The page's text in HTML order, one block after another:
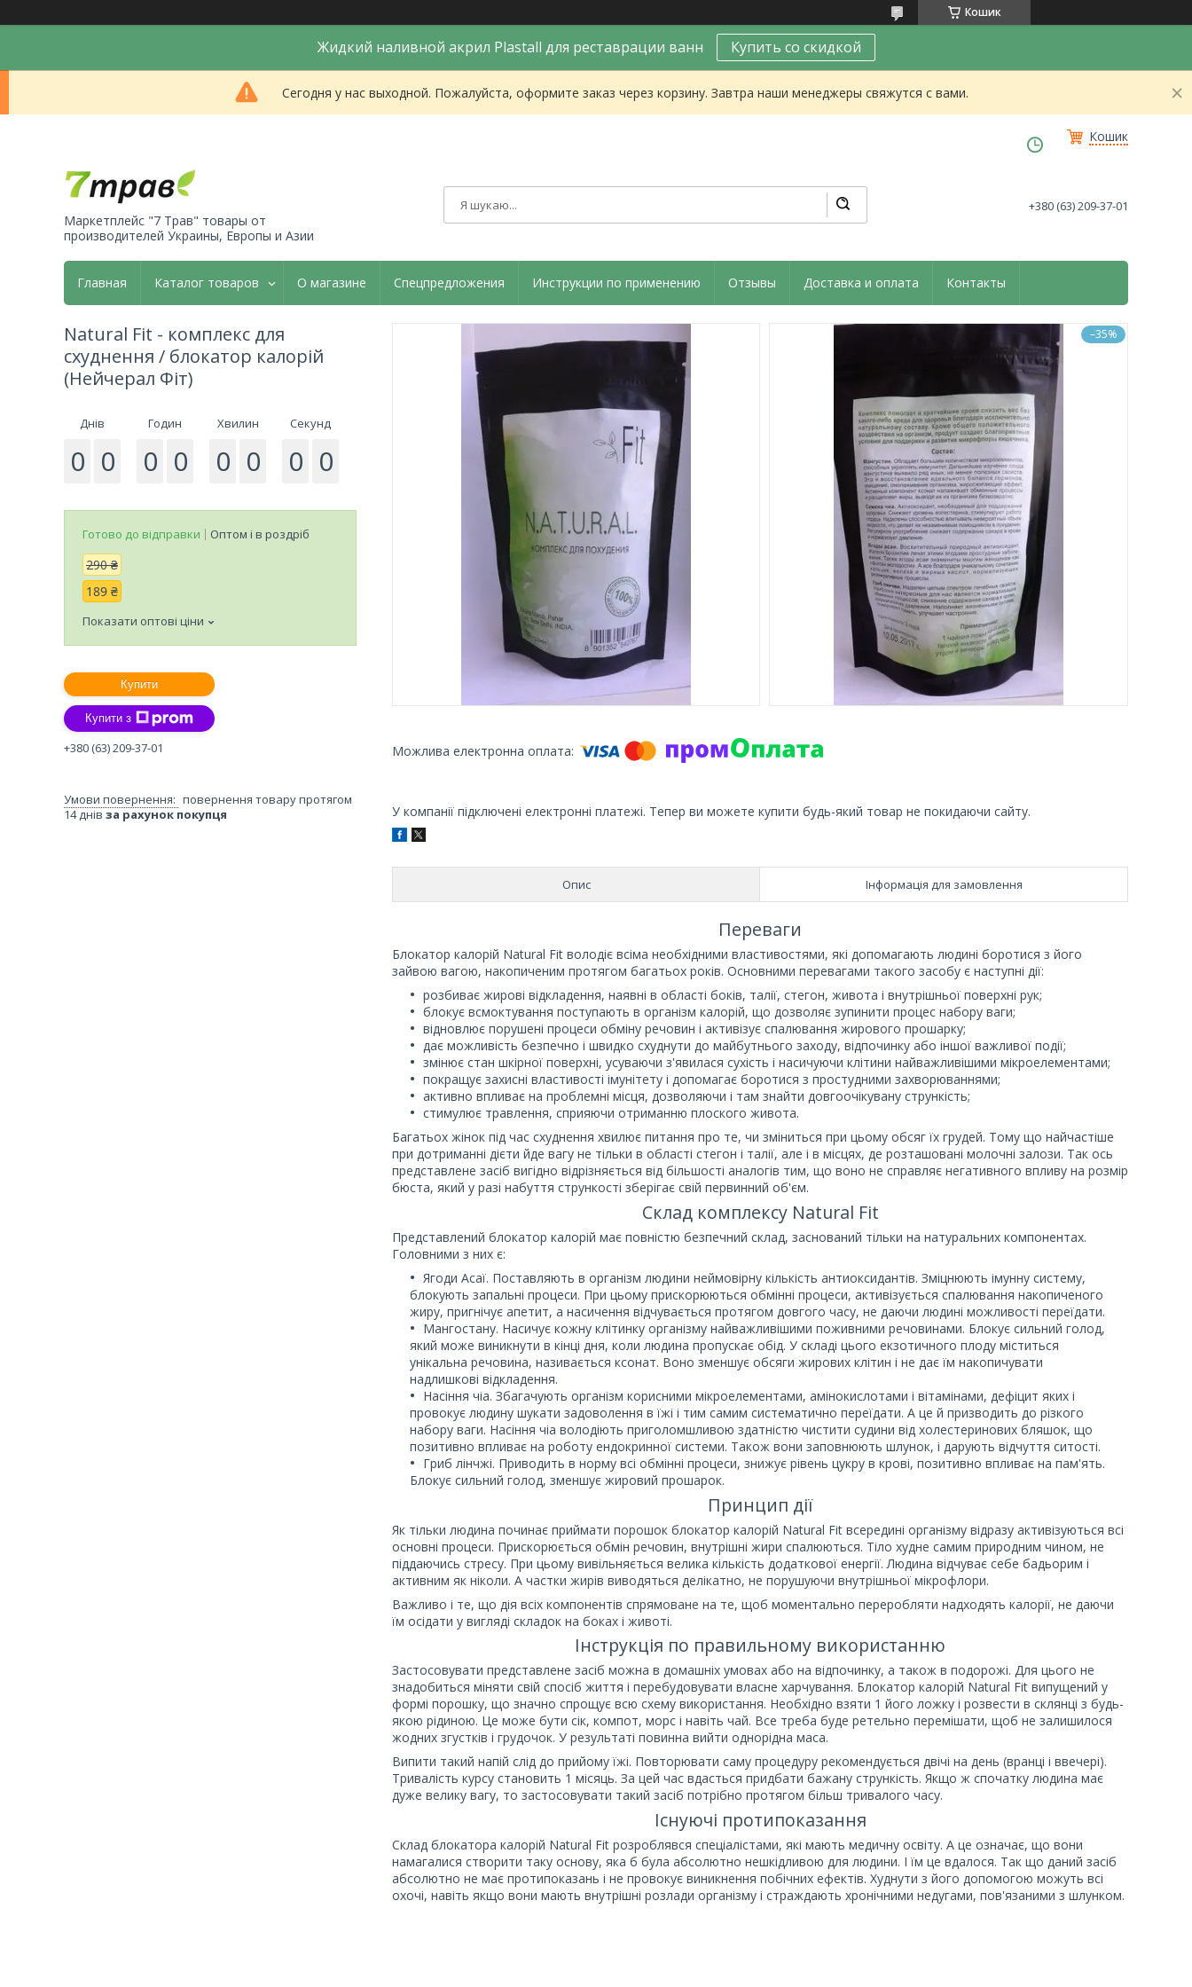
Кошик
Жидкий наливной акрил Plastall для реставрации ванн Купить со скидкой
Сегодня у нас выходной. Пожалуйста, оформите заказ через корзину. Завтра наши менеджеры свяжутся с вами.
Кошик
Маркетплейс "7 Трав" товары от
производителей Украины, Европы и Азии
+380 (63) 209-37-01
Главная Каталог товаров О магазине Спецпредложения Инструкции по применению Отзывы Доставка и оплата Контакты
–35%
У компанії підключені електронні платежі. Тепер ви можете купити будь-який товар не покидаючи сайту.
Опис Інформація для замовлення
Переваги
Блокатор калорій Natural Fit володіє всіма необхідними властивостями, які допомагають людині боротися з його
зайвою вагою, накопиченим протягом багатьох років. Основними перевагами такого засобу є наступні дії:
розбиває жирові відкладення, наявні в області боків, талії, стегон, живота і внутрішньої поверхні рук;
блокує всмоктування поступають в організм калорій, що дозволяє зупинити процес набору ваги;
відновлює порушені процеси обміну речовин і активізує спалювання жирового прошарку;
дає можливість безпечно і швидко схуднути до майбутнього заходу, відпочинку або іншої важливої події;
змінює стан шкірної поверхні, усуваючи з'явилася сухість і насичуючи клітини найважливішими мікроелементами;
покращує захисні властивості імунітету і допомагає боротися з простудними захворюваннями;
активно впливає на проблемні місця, дозволяючи і там знайти довгоочікувану стрункість;
стимулює травлення, сприяючи отриманню плоского живота.
Багатьох жінок під час схуднення хвилює питання про те, чи зміниться при цьому обсяг їх грудей. Тому що найчастіше
при дотриманні дієти йде вагу не тільки в області стегон і талії, але і в місцях, де розташовані молочні залози. Так ось
представлене засіб вигідно відрізняється від більшості аналогів тим, що воно не справляє негативного впливу на розмір
бюста, який у разі набуття стрункості зберігає свій первинний об'єм.
Склад комплексу Natural Fit
Представлений блокатор калорій має повністю безпечний склад, заснований тільки на натуральних компонентах.
Головними з них є:
Ягоди Асаї. Поставляють в організм людини неймовірну кількість антиоксидантів. Зміцнюють імунну систему,
блокують запальні процеси. При цьому прискорюються обмінні процеси, активізується спалювання накопиченого
жиру, пригнічує апетит, а насичення відчувається протягом довгого часу, не даючи людині можливості переїдати.
Мангостану. Насичує кожну клітинку організму найважливішими поживними речовинами. Блокує сильний голод,
який може виникнути в кінці дня, коли людина пропускає обід. У складі цього екзотичного плоду міститься
унікальна речовина, називається ксонат. Воно зменшує обсяги жирових клітин і не дає їм накопичувати
надлишкові відкладення.
Насіння чіа. Збагачують організм корисними мікроелементами, амінокислотами і вітамінами, дефіцит яких і
провокує людину шукати задоволення в їжі і тим самим систематично переїдати. А це й призводить до різкого
набору ваги. Насіння чіа володіють приголомшливою здатністю чистити судини від холестеринових бляшок, що
позитивно впливає на роботу ендокринної системи. Також вони заповнюють шлунок, і дарують відчуття ситості.
Гриб лінчжі. Приводить в норму всі обмінні процеси, знижує рівень цукру в крові, позитивно впливає на пам'ять.
Блокує сильний голод, зменшує жировий прошарок.
Принцип дії
Як тільки людина починає приймати порошок блокатор калорій Natural Fit всередині організму відразу активізуються всі
основні процеси. Прискорюється обмін речовин, внутрішні жири спалюються. Тіло худне самим природним чином, не
піддаючись стресу. При цьому вивільняється велика кількість додаткової енергії. Людина відчуває себе бадьорим і
активним як ніколи. А частки жирів виводяться делікатно, не порушуючи внутрішньої мікрофлори.
Важливо і те, що дія всіх компонентів спрямоване на те, щоб моментально переробляти надходять калорії, не даючи
їм осідати у вигляді складок на боках і животі.
Інструкція по правильному використанню
Застосовувати представлене засіб можна в домашніх умовах або на відпочинку, а також в подорожі. Для цього не
знадобиться міняти свій спосіб життя і перебудовувати власне харчування. Блокатор калорій Natural Fit випущений у
формі порошку, що значно спрощує всю схему використання. Необхідно взяти 1 його ложку і розвести в склянці з будь-
якою рідиною. Це може бути сік, компот, морс і навіть чай. Все треба буде ретельно перемішати, щоб не залишилося
жодних згустків і грудочок. У результаті повинна вийти однорідна маса.
Випити такий напій слід до прийому їжі. Повторювати саму процедуру рекомендується двічі на день (вранці і ввечері).
Тривалість курсу становить 1 місяць. За цей час вдасться придбати бажану стрункість. Якщо ж спочатку людина має
дуже велику вагу, то застосовувати такий засіб потрібно протягом більш тривалого часу.
Існуючі протипоказання
Склад блокатора калорій Natural Fit розроблявся спеціалістами, які мають медичну освіту. А це означає, що вони
намагалися створити таку основу, яка б була абсолютно нешкідливою для людини. І їм це вдалося. Так що даний засіб
абсолютно не має протипоказань і не провокує виникнення побічних ефектів. Худнути з його допомогою можуть всі
охочі, навіть якщо вони мають внутрішні розлади організму і страждають хронічними недугами, пов'язаними з шлунком.
Natural Fit - комплекс для
схуднення / блокатор калорій
(Нейчерал Фіт)
Днів
0 0
Годин
0 0
Хвилин
0 0
Секунд
0 0
Готово до відправки Оптом і в роздріб
290 ₴
189 ₴
Показати оптові ціни
Купити
Купити з
+380 (63) 209-37-01
повернення товару протягом
14 днів за рахунок покупця